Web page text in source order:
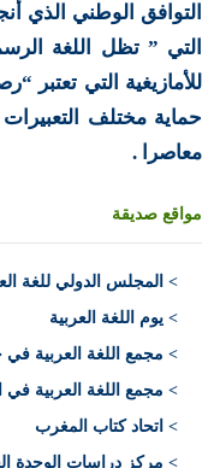
التوافق الوطني الذي
التي ” تظل اللغة
للأمازيغية التي تعتبر
حماية مختلف التعبيرات
معاصرا .
مواقع صديقة
> المجلس الدولي للغة
> يوم اللغة العربية
> مجمع اللغة العربية في
> مجمع اللغة العربية في
> اتحاد كتاب المغرب
> مركز دراسات الوحدة